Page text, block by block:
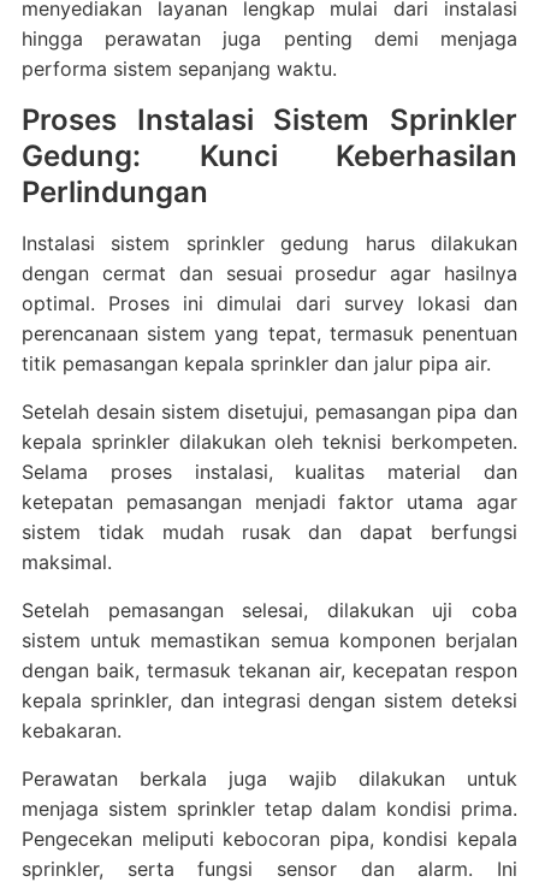
menyediakan layanan lengkap mulai dari instalasi
hingga perawatan juga penting demi menjaga
performa sistem sepanjang waktu.
Proses Instalasi Sistem Sprinkler
Gedung: Kunci Keberhasilan
Perlindungan
Instalasi sistem sprinkler gedung harus dilakukan
dengan cermat dan sesuai prosedur agar hasilnya
optimal. Proses ini dimulai dari survey lokasi dan
perencanaan sistem yang tepat, termasuk penentuan
titik pemasangan kepala sprinkler dan jalur pipa air.
Setelah desain sistem disetujui, pemasangan pipa dan
kepala sprinkler dilakukan oleh teknisi berkompeten.
Selama proses instalasi, kualitas material dan
ketepatan pemasangan menjadi faktor utama agar
sistem tidak mudah rusak dan dapat berfungsi
maksimal.
Setelah pemasangan selesai, dilakukan uji coba
sistem untuk memastikan semua komponen berjalan
dengan baik, termasuk tekanan air, kecepatan respon
kepala sprinkler, dan integrasi dengan sistem deteksi
kebakaran.
Perawatan berkala juga wajib dilakukan untuk
menjaga sistem sprinkler tetap dalam kondisi prima.
Pengecekan meliputi kebocoran pipa, kondisi kepala
sprinkler, serta fungsi sensor dan alarm. Ini